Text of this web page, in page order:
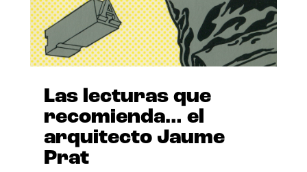
Las lecturas que
recomienda… el
arquitecto Jaume
Prat